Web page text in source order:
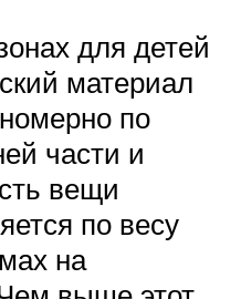
для детей
материал
по
части и
вещи
по весу
на